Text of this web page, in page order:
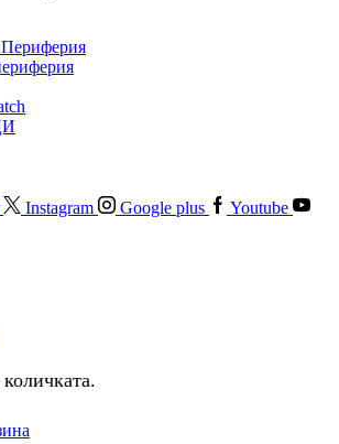
Instagram Google plus
Youtube